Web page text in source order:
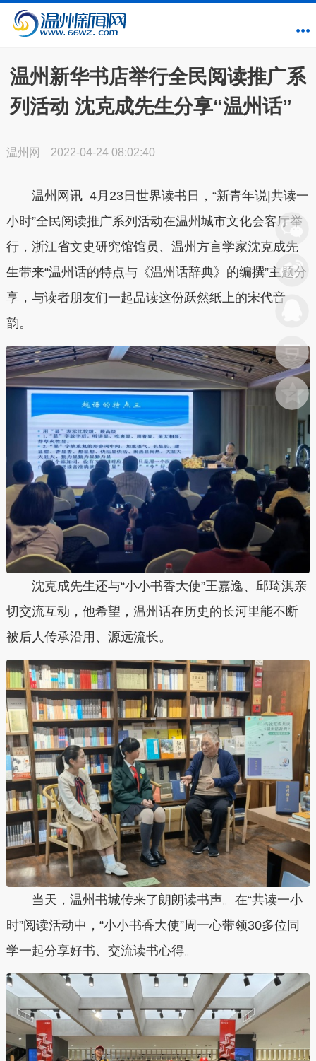
温州新华书店举行全民阅读推广系
列活动 沈克成先生分享“温州话”
温州网 2022-04-24 08:02:40
温州网讯 4月23日世界读书日，“新青年说|共读一
小时”全民阅读推广系列活动在温州城市文化会客厅举
行，浙江省文史研究馆馆员、温州方言学家沈克成先
生带来“温州话的特点与《温州话辞典》的编撰”主题分
享，与读者朋友们一起品读这份跃然纸上的宋代音
韵。
沈克成先生还与“小小书香大使”王嘉逸、邱琦淇亲
切交流互动，他希望，温州话在历史的长河里能不断
被后人传承沿用、源远流长。
当天，温州书城传来了朗朗读书声。在“共读一小
时”阅读活动中，“小小书香大使”周一心带领30多位同
学一起分享好书、交流读书心得。